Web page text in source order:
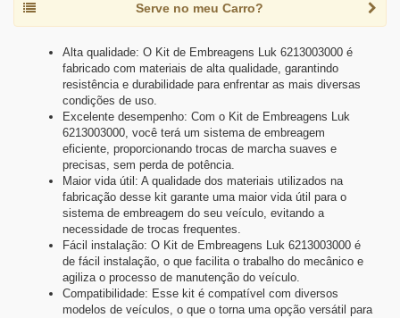
Serve no meu Carro?
Alta qualidade: O Kit de Embreagens Luk 6213003000 é
fabricado com materiais de alta qualidade, garantindo
resistência e durabilidade para enfrentar as mais diversas
condições de uso.
Excelente desempenho: Com o Kit de Embreagens Luk
6213003000, você terá um sistema de embreagem
eficiente, proporcionando trocas de marcha suaves e
precisas, sem perda de potência.
Maior vida útil: A qualidade dos materiais utilizados na
fabricação desse kit garante uma maior vida útil para o
sistema de embreagem do seu veículo, evitando a
necessidade de trocas frequentes.
Fácil instalação: O Kit de Embreagens Luk 6213003000 é
de fácil instalação, o que facilita o trabalho do mecânico e
agiliza o processo de manutenção do veículo.
Compatibilidade: Esse kit é compatível com diversos
modelos de veículos, o que o torna uma opção versátil para